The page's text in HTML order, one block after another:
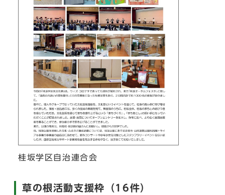
桂坂学区自治連合会
草の根活動支援枠（16件）